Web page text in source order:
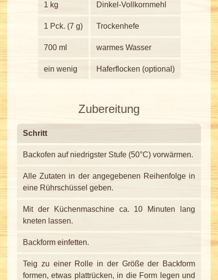
1 kg Dinkel-Vollkornmehl
1 Pck. (7 g) Trockenhefe
700 ml warmes Wasser
ein wenig Haferflocken (optional)
Zubereitung
Schritt
Backofen auf niedrigster Stufe (50°C) vorwärmen.
Alle Zutaten in der angegebenen Reihenfolge in
eine Rührschüssel geben.
Mit der Küchenmaschine ca. 10 Minuten lang
kneten lassen.
Backform einfetten.
Teig zu einer Rolle in der Größe der Backform
formen, etwas plattrücken, in die Form legen und